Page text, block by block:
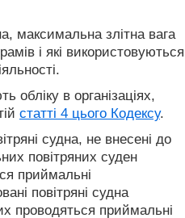
максимальна злітна вага
і які використовуються
обліку в організаціях,
статті 4 цього Кодексу.
судна, не внесені до
повітряних суден
приймальні
повітряні судна
проводяться приймальні